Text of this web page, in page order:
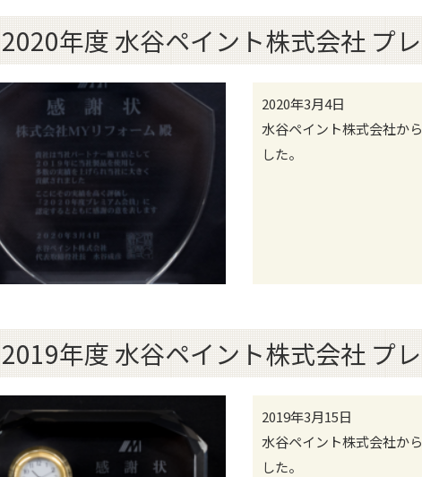
2020年度 水谷ペイント株式会社 プ
2020年3月4日
水谷ペイント株式会社か
した。
2019年度 水谷ペイント株式会社 プ
2019年3月15日
水谷ペイント株式会社か
した。